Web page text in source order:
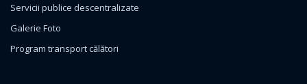
Servicii publice descentralizate
Galerie Foto
Program transport călători